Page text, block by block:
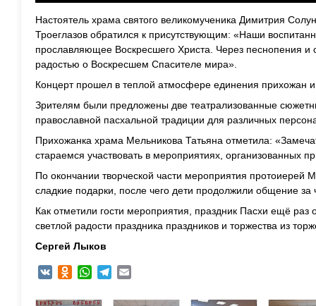
Настоятель храма святого великомученика Димитрия
Троеглазов обратился к присутствующим: «Наши
прославляющее Воскресшего Христа. Через песнопения и
радостью о Воскресшем Спасителе мира».
Концерт прошел в теплой атмосфере единения прихожан
Зрителям были предложены две театрализованные
православной пасхальной традиции для различных
Прихожанка храма Мельникова Татьяна отметила:
стараемся участвовать в мероприятиях, организованных
По окончании творческой части мероприятия протоиерей
сладкие подарки, после чего дети продолжили общение за
Как отметили гости мероприятия, праздник Пасхи ещё
светлой радости праздника праздников и торжества из
Сергей Лыков
VK Odnoklassniki
WhatsAppTelegram